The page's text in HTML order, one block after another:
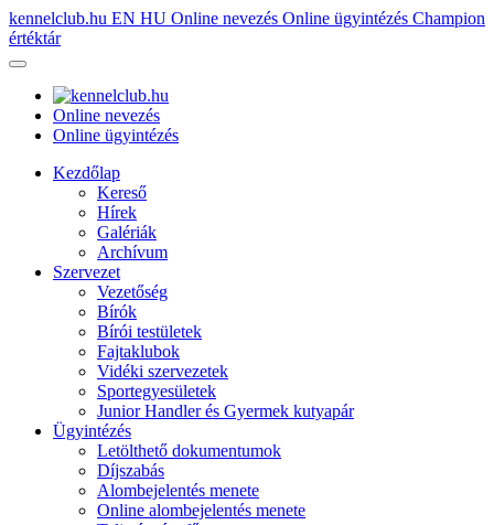
kennelclub.hu EN HU Online nevezés Online ügyintézés Champion
értéktár
Online nevezés
Online ügyintézés
Kezdőlap
Kereső
Hírek
Galériák
Archívum
Szervezet
Vezetőség
Bírók
Bírói testületek
Fajtaklubok
Vidéki szervezetek
Sportegyesületek
Junior Handler és Gyermek kutyapár
Ügyintézés
Letölthető dokumentumok
Díjszabás
Alombejelentés menete
Online alombejelentés menete